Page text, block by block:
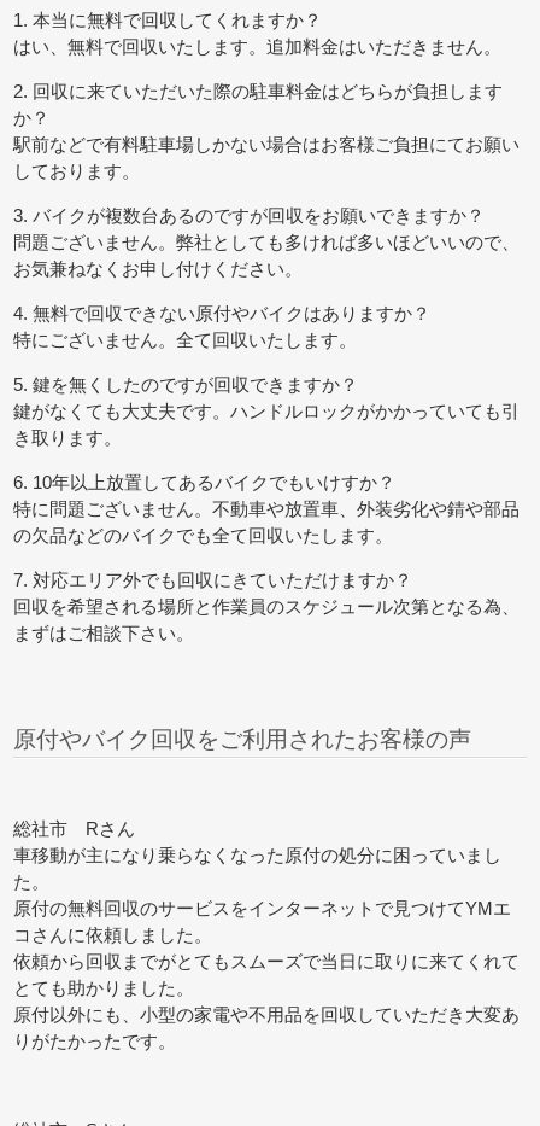
1. 本当に無料で回収してくれますか？
はい、無料で回収いたします。追加料金はいただきません。
2. 回収に来ていただいた際の駐車料金はどちらが負担します
か？
駅前などで有料駐車場しかない場合はお客様ご負担にてお願い
しております。
3. バイクが複数台あるのですが回収をお願いできますか？
問題ございません。弊社としても多ければ多いほどいいので、
お気兼ねなくお申し付けください。
4. 無料で回収できない原付やバイクはありますか？
特にございません。全て回収いたします。
5. 鍵を無くしたのですが回収できますか？
鍵がなくても大丈夫です。ハンドルロックがかかっていても引
き取ります。
6. 10年以上放置してあるバイクでもいけすか？
特に問題ございません。不動車や放置車、外装劣化や錆や部品
の欠品などのバイクでも全て回収いたします。
7. 対応エリア外でも回収にきていただけますか？
回収を希望される場所と作業員のスケジュール次第となる為、
まずはご相談下さい。
原付やバイク回収をご利用されたお客様の声
総社市 Rさん
車移動が主になり乗らなくなった原付の処分に困っていまし
た。
原付の無料回収のサービスをインターネットで見つけてYMエ
コさんに依頼しました。
依頼から回収までがとてもスムーズで当日に取りに来てくれて
とても助かりました。
原付以外にも、小型の家電や不用品を回収していただき大変あ
りがたかったです。